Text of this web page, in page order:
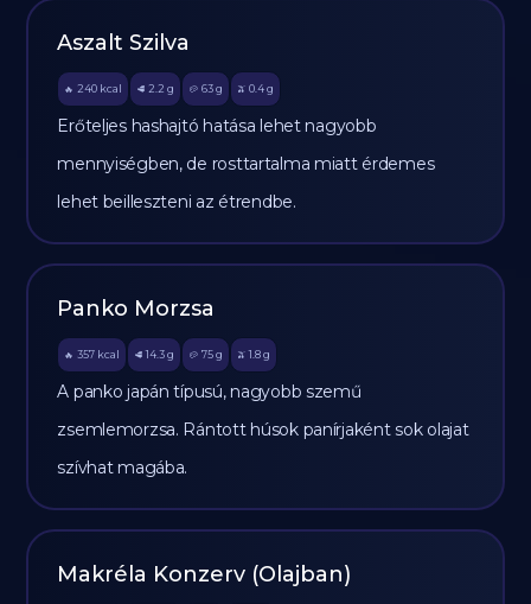
Aszalt Szilva
🔥 240 kcal 🥩 2.2 g 🥔 63g 🫒 0.4 g
Erőteljes hashajtó hatása lehet nagyobb
mennyiségben, de rosttartalma miatt érdemes
lehet beilleszteni az étrendbe.
Panko Morzsa
🔥 357 kcal 🥩 14.3 g 🥔 75g 🫒 1.8 g
A panko japán típusú, nagyobb szemű
zsemlemorzsa. Rántott húsok panírjaként sok olajat
szívhat magába.
Makréla Konzerv (Olajban)